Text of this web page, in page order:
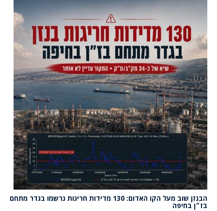
הבנזן שוב מעל הקו האדום: 130 מדידות חריגות נרשמו בגדר מתחם
בז״ן בחיפה